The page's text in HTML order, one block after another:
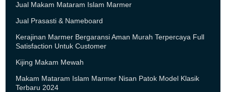
Jual Makam Mataram Islam Marmer
Jual Prasasti & Nameboard
Kerajinan Marmer Bergaransi Aman Murah Terpercaya Full
Satisfaction Untuk Customer
Kijing Makam Mewah
Makam Mataram Islam Marmer Nisan Patok Model Klasik
Terbaru 2024